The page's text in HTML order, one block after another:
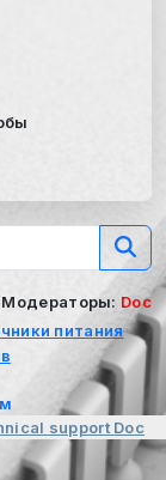
Модераторы: Doc
питания
support Doc